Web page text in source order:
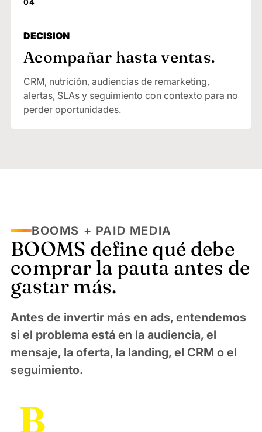
DECISION
Acompañar hasta ventas.
CRM, nutrición, audiencias de remarketing,
alertas, SLAs y seguimiento con contexto para no
perder oportunidades.
BOOMS + PAID MEDIA
BOOMS define qué debe
comprar la pauta antes de
gastar más.
Antes de invertir más en ads, entendemos
si el problema está en la audiencia, el
mensaje, la oferta, la landing, el CRM o el
seguimiento.
B